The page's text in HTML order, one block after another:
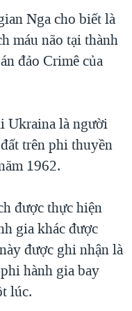
MỸ: QUÁ KHỨ VÀ HIỆN
THẮNG CUỘC'
NAM
VIỆT NAM
Nga cho biết là
máu não tại thành
đảo Crimê của
Ukraina là người
trên phi thuyền
1962.
được thực hiện
gia khác được
được ghi nhận là
hành gia bay
lúc.